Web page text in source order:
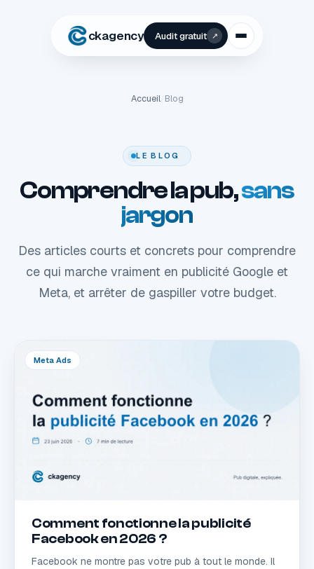
ckagency Audit gratuit ↗
Accueil/ Blog
LE BLOG
Comprendre la pub,sans
jargon
Des articles courts et concrets pour comprendre
ce qui marche vraiment en publicité Google et
Meta, et arrêter de gaspiller votre budget.
Meta Ads
Comment fonctionne la publicité
Facebook en 2026 ?
Facebook ne montre pas votre pub à tout le monde. Il